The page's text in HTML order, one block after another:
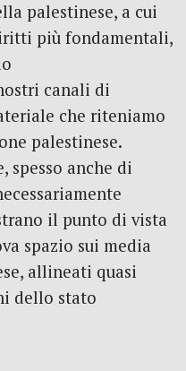
palestinese, a cui
più fondamentali,
canali di
che riteniamo
palestinese.
anche di
il punto di vista
spazio sui media
allineati quasi
dello stato